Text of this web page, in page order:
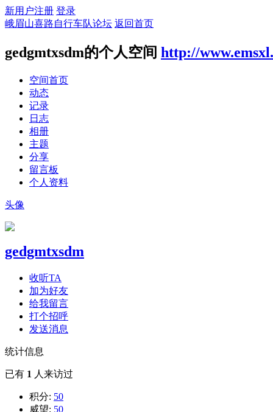
新用户注册 登录
峨眉山喜路自行车队论坛 返回首页
gedgmtxsdm的个人空间 http://
空间首页
动态
记录
日志
相册
主题
分享
留言板
个人资料
头像
gedgmtxsdm
收听TA
加为好友
给我留言
打个招呼
发送消息
统计信息
已有 1 人来访过
积分: 50
威望: 50